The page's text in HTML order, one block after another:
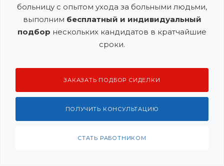
больницу с опытом ухода за больными людьми,
выполним бесплатный и индивидуальный
подбор нескольких кандидатов в кратчайшие
сроки.
ЗАКАЗАТЬ ПОДБОР СИДЕЛКИ
ПОЛУЧИТЬ КОНСУЛЬТАЦИЮ
СТАТЬ РАБОТНИКОМ